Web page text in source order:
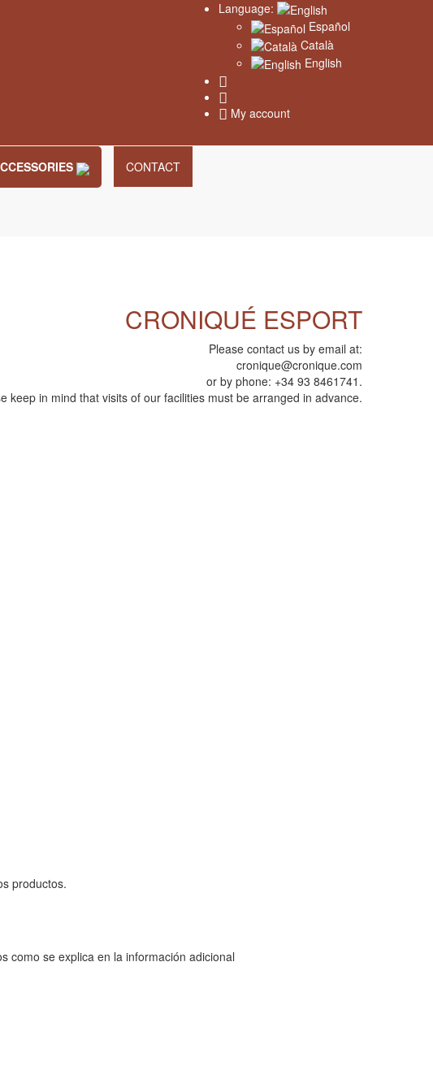
Language:
Español
Català
English
My account
CONTACT
CRONIQUÉ ESPORT
Please contact us by email at:
cronique@cronique.com
or by phone: +34 93 8461741.
keep in mind that visits of our facilities must be arranged in advance.
productos.
como se explica en la información adicional